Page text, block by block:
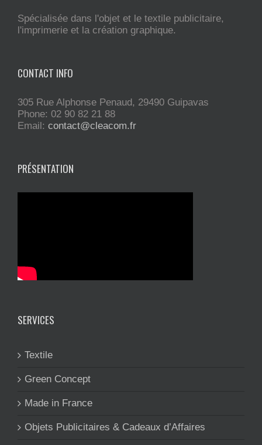
Spécialisée dans l'objet et le textile publicitaire,
l'imprimerie et la création graphique.
CONTACT INFO
305 Rue Alphonse Penaud, 29490 Guipavas
Phone: 02 90 82 21 88
Email: contact@cleacom.fr
PRÉSENTATION
SERVICES
Textile
Green Concept
Made in France
Objets Publicitaires & Cadeaux d’Affaires